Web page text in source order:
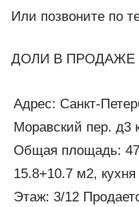
Или позвоните по
ДОЛИ В ПРОДАЖЕ
Адрес: Санкт-
Моравский пер. д3
Общая площадь:
15.8+10.7 м2,
Этаж: 3/12